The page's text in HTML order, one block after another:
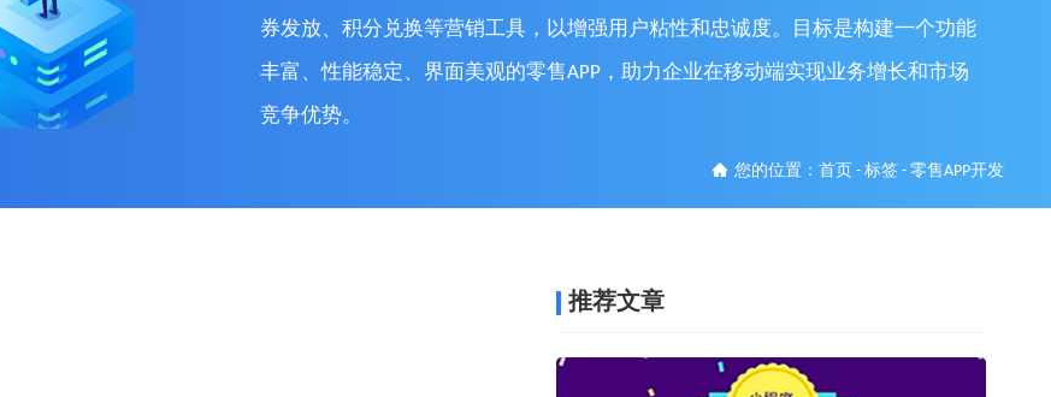
券发放、积分兑换等营销工具，以增强用户粘性和忠诚度。目标是构建一个功能
丰富、性能稳定、界面美观的零售APP，助力企业在移动端实现业务增长和市场
竞争优势。
您的位置：首页 -标签 -零售APP开发
推荐文章